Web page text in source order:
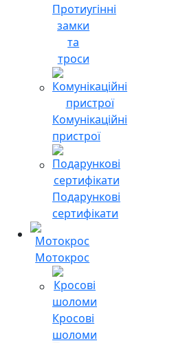
Протиугінні
замки
та
троси
Комунікаційні
пристрої
Подарункові
сертифікати
Мотокрос
Кросові
шоломи